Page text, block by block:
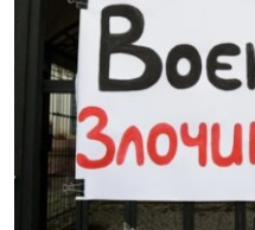
ВСЕ ЗА ДЕНЬ
СПЕЦПРОЕКТИ
ДЕПОРТАЦІЯ
ВІДЕОУРОКИ «ELIFBE»
СВІДЧЕННЯ ОКУПАЦІЇ
УКРАЇНСЬКА ПРОБЛЕМА КРИМУ
ЯК ОБІЙТИ БЛОКУВАННЯ
Русский
Qırımtatar